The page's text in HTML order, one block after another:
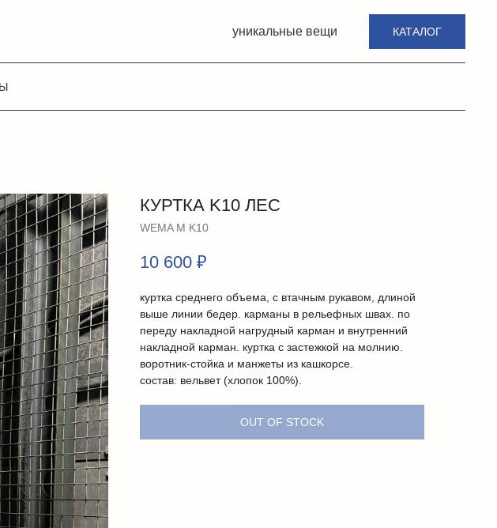
уникальные вещи КАТАЛОГ
КУРТКА K10 ЛЕС
WEMA М K10
10 600 ₽
куртка среднего объема, с втачным рукавом, длиной
выше линии бедер. карманы в рельефных швах. по
переду накладной нагрудный карман и внутренний
накладной карман. куртка с застежкой на молнию.
воротник-стойка и манжеты из кашкорсе.
состав: вельвет (хлопок 100%).
OUT OF STOCK